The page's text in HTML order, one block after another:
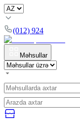
(012) 924
Məhsullar